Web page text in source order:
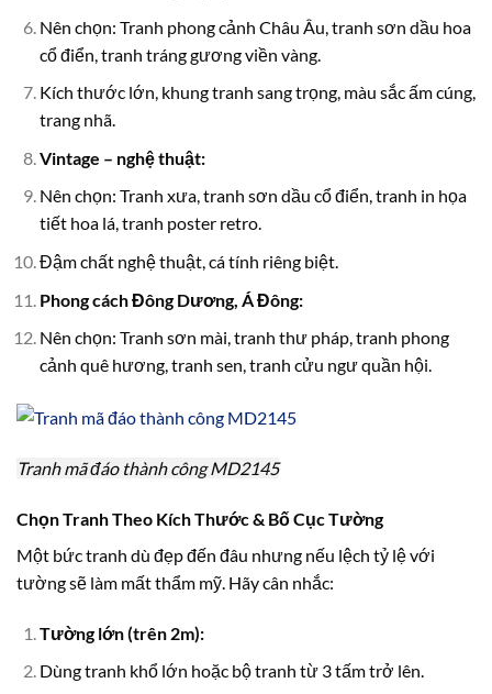
Nên chọn: Tranh phong cảnh Châu Âu, tranh sơn dầu hoa
cổ điển, tranh tráng gương viền vàng.
Kích thước lớn, khung tranh sang trọng, màu sắc ấm cúng,
trang nhã.
Vintage – nghệ thuật:
Nên chọn: Tranh xưa, tranh sơn dầu cổ điển, tranh in họa
tiết hoa lá, tranh poster retro.
Đậm chất nghệ thuật, cá tính riêng biệt.
Phong cách Đông Dương, Á Đông:
Nên chọn: Tranh sơn mài, tranh thư pháp, tranh phong
cảnh quê hương, tranh sen, tranh cửu ngư quần hội.
Tranh mã đáo thành công MD2145
Chọn Tranh Theo Kích Thước & Bố Cục Tường
Một bức tranh dù đẹp đến đâu nhưng nếu lệch tỷ lệ với
tường sẽ làm mất thẩm mỹ. Hãy cân nhắc:
Tường lớn (trên 2m):
Dùng tranh khổ lớn hoặc bộ tranh từ 3 tấm trở lên.